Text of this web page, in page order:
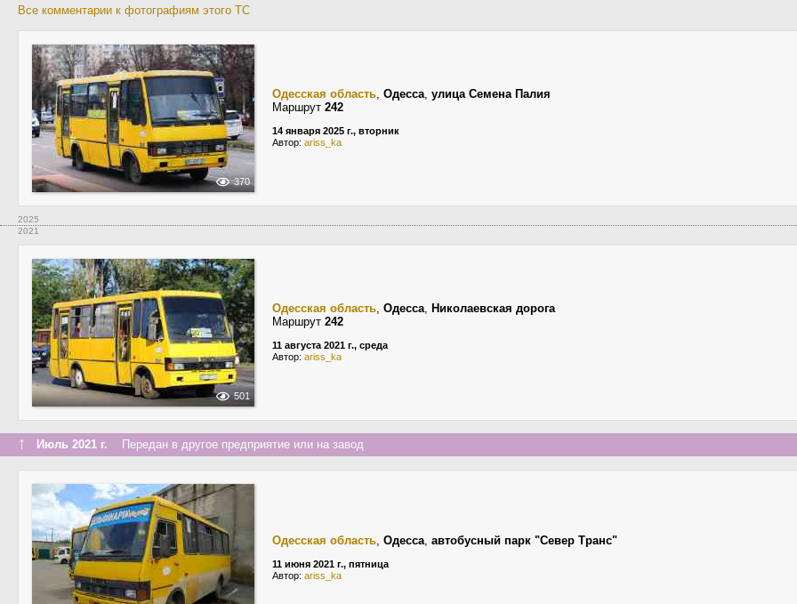
Все комментарии к фотографиям этого ТС
370
Одесская область, Одесса, улица Семена Палия
Маршрут 242
14 января 2025 г., вторник
Автор: ariss_ka
2025
2021
501
Одесская область, Одесса, Николаевская дорога
Маршрут 242
11 августа 2021 г., среда
Автор: ariss_ka
↑ Июль 2021 г. Передан в другое предприятие или на завод
Одесская область, Одесса, автобусный парк "Север Транс"
11 июня 2021 г., пятница
Автор: ariss_ka